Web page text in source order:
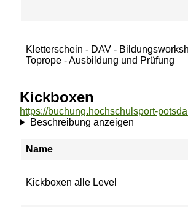
Kletterschein - DAV -
Toprope - Ausbildung und Prüfung
Kickboxen
Beschreibung anzeigen
Name
Kickboxen alle Level